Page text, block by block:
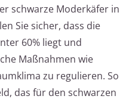
schwarze Moderkäfer in
Sie sicher, dass die
60% liegt und
Maßnahmen wie
zu regulieren. So
das für den schwarzen